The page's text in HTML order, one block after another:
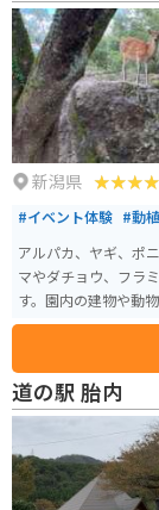
トも充実しています。 弥彦村は「山の幸」「海の幸」どちらも楽しめる
として知られていま
山菜やきのこも人気です。 道の駅 庭園の郷 保内で休憩がて
や観光情報収集はい
新潟県
#イベント体験 #動
アルパカ、ヤギ、ポ
マやダチョウ、フラ
す。園内の建物や動
です。
道の駅 胎内